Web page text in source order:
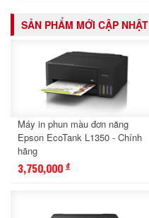
SẢN PHẨM MỚI CẬP NHẬT
Máy in phun màu đơn năng
Epson EcoTank L1350 - Chính
hãng
3,750,000 đ